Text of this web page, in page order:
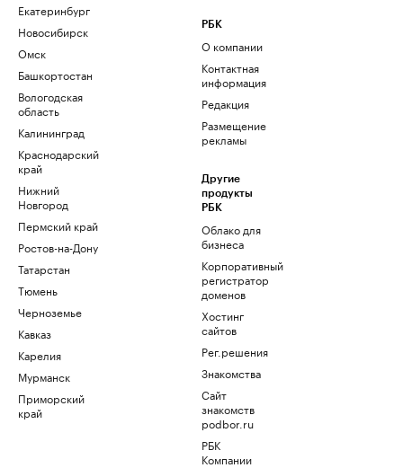
Екатеринбург
Новосибирск
Омск
Башкортостан
Вологодская
область
Калининград
Краснодарский
край
Нижний
Новгород
Пермский край
Ростов-на-Дону
Татарстан
Тюмень
Черноземье
Кавказ
Карелия
Мурманск
Приморский
край
РБК
О компании
Контактная
информация
Редакция
Размещение
рекламы
Другие
продукты
РБК
Облако для
бизнеса
Корпоративный
регистратор
доменов
Хостинг
сайтов
Рег.решения
Знакомства
Сайт
знакомств
podbor.ru
РБК
Компании